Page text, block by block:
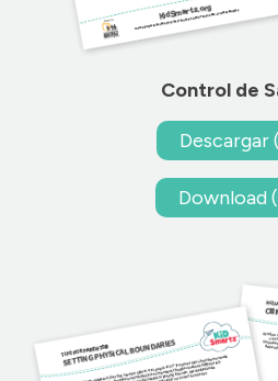
Control de
Descargar
Download